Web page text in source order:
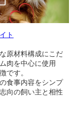
ト
原材料構成にこだ
肉を中心に使用
です。
食事内容をシンプ
向の飼い主と相性